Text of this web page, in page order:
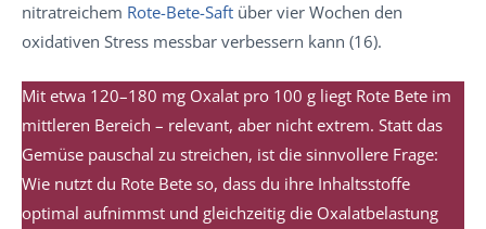
nitratreichem Rote-Bete-Saft über vier Wochen den
oxidativen Stress messbar verbessern kann (16).
Mit etwa 120–180 mg Oxalat pro 100 g liegt Rote Bete im
mittleren Bereich – relevant, aber nicht extrem. Statt das
Gemüse pauschal zu streichen, ist die sinnvollere Frage:
Wie nutzt du Rote Bete so, dass du ihre Inhaltsstoffe
optimal aufnimmst und gleichzeitig die Oxalatbelastung